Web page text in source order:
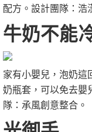
配方。設計團隊：浩
牛奶不能
家有小嬰兒，泡奶這
奶瓶套，可以免去嬰
隊：承風創意整合。